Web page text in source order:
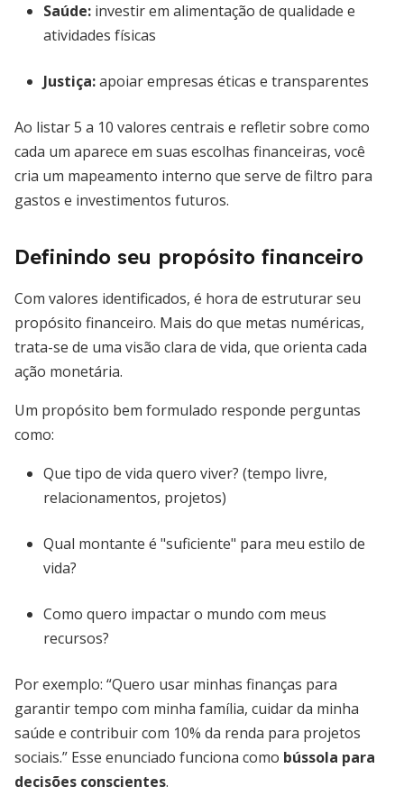
Saúde: investir em alimentação de qualidade e
atividades físicas
Justiça:apoiar empresas éticas e transparentes
Ao listar 5 a 10 valores centrais e refletir sobre como
cada um aparece em suas escolhas financeiras, você
cria um mapeamento interno que serve de filtro para
gastos e investimentos futuros.
Definindo seu propósito financeiro
Com valores identificados, é hora de estruturar seu
propósito financeiro. Mais do que metas numéricas,
trata-se de uma visão clara de vida, que orienta cada
ação monetária.
Um propósito bem formulado responde perguntas
como:
Que tipo de vida quero viver? (tempo livre,
relacionamentos, projetos)
Qual montante é "suficiente" para meu estilo de
vida?
Como quero impactar o mundo com meus
recursos?
Por exemplo: “Quero usar minhas finanças para
garantir tempo com minha família, cuidar da minha
saúde e contribuir com 10% da renda para projetos
sociais.” Esse enunciado funciona como bússola para
decisões conscientes.